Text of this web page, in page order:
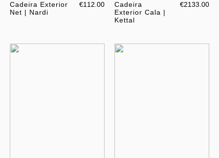
Cadeira Exterior
Net | Nardi
€112.00
Cadeira
Exterior Cala |
Kettal
€2133.00